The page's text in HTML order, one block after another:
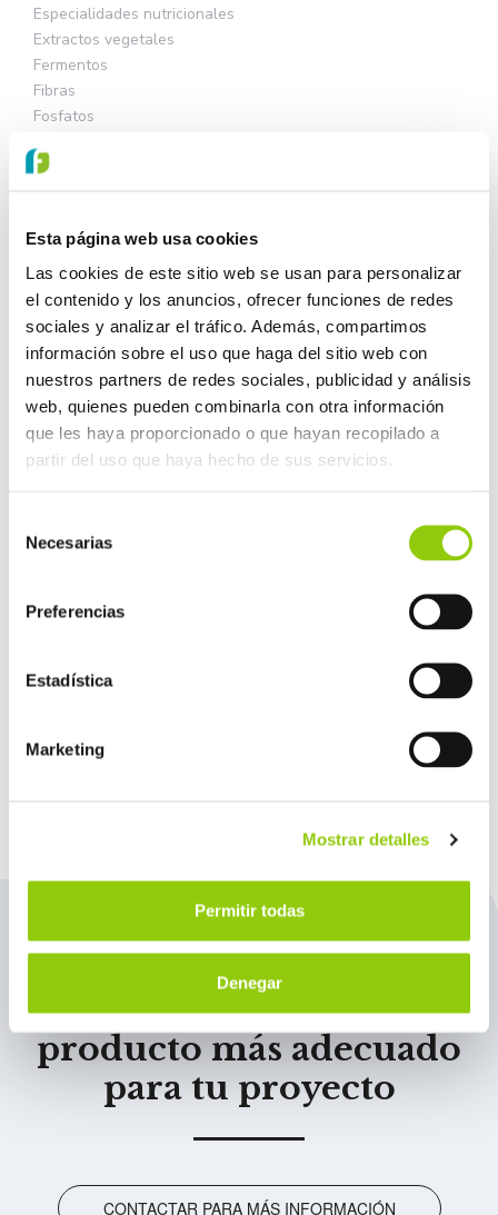
Esta página web usa cookies
Las cookies de este sitio web se usan para personalizar
el contenido y los anuncios, ofrecer funciones de redes
sociales y analizar el tráfico. Además, compartimos
información sobre el uso que haga del sitio web con
nuestros partners de redes sociales, publicidad y análisis
web, quienes pueden combinarla con otra información
que les haya proporcionado o que hayan recopilado a
partir del uso que haya hecho de sus servicios.
Necesarias
Preferencias
Estadística
Marketing
Mostrar detalles
Permitir todas
Denegar
Especialidades nutricionales
Extractos vegetales
Fermentos
Fibras
Fosfatos
Grasas y aceites
Lecitina
Ovoproductos en polvo
Proteínas
Quesos
Suero en polvo (Lactosuero)
APLICACIONES
TENDENCIAS
Te ayudamosa elegir el
producto más adecuado
para tu proyecto
CONTACTAR PARA MÁS INFORMACIÓN